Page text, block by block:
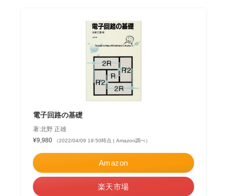
電子回路の基礎
著:北野 正雄
¥9,980
（2022/04/09 19:50時点 | Amazon調べ）
Amazon
楽天市場